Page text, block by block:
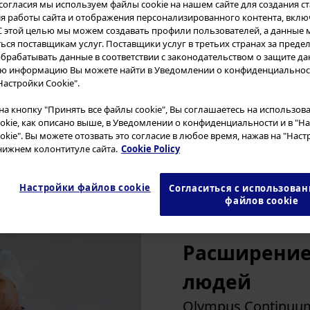
Тайвань
Вьетнам
Другие страны Азии
Другие страны Океании
комплексная платформа для
в области здравоохранения со
курсы, онлайн-
непрерывное
требованию.
людей
Olympus
мы используем файлы cookie на нашем сайте для создания
работы сайта и отображения персонализированного контента,
этой целью мы можем создавать профили пользователей, а данные
поставщикам услуг. Поставщики услуг в третьих странах за
данные в соответствии с законодательством о защите
информацию Вы можете найти в Уведомлении о
Cookie".
кнопку "Принять все файлы cookie", Вы соглашаетесь на
как описано выше, в Уведомлении о конфиденциальности и в
Вы можете отозвать это согласие в любое время, нажав на
колонтитуле сайта. Cookie Policy
Настройки файлов cookie
Согласиться с
файлов cookie